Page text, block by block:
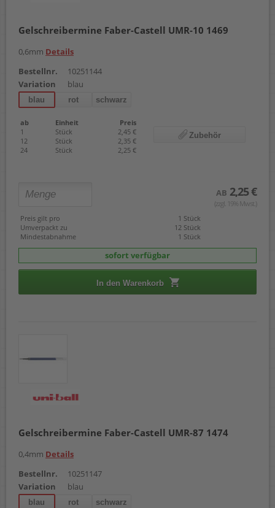
Gelschreibermine Faber-Castell UMR-10 1469
0,6mm Details
Bestellnr.
10251144
Variation
blau
blau rot schwarz
ab Einheit
Preis
1
Stück
2,45 €
12
Stück
2,35 €
24
Stück 2,25 €
Zubehör
AB 2,25 €
(zzgl. 19% Mwst.)
Preis gilt pro
1 Stück
Umverpackt zu
12 Stück
Mindestabnahme
1 Stück
sofort verfügbar
In den Warenkorb
Gelschreibermine Faber-Castell UMR-87 1474
0,4mm Details
Bestellnr.
10251147
Variation
blau
blau rot schwarz